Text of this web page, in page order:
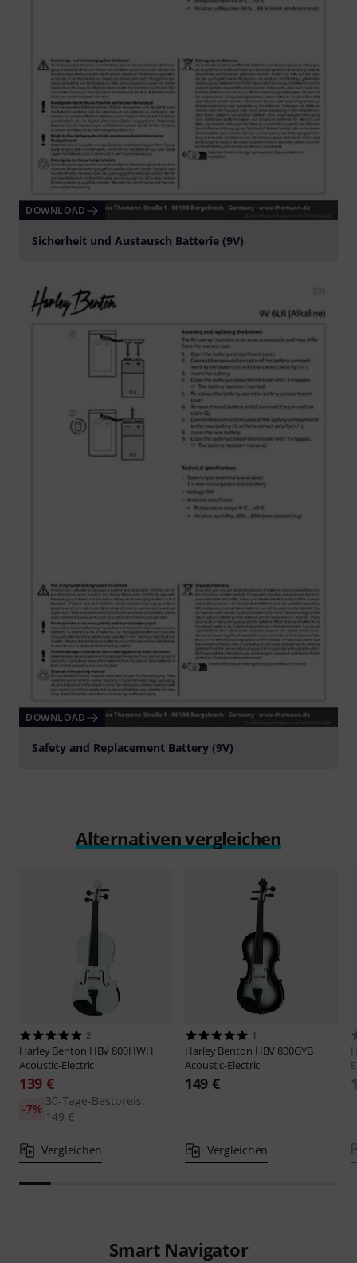
DOWNLOAD
Sicherheit und Austausch Batterie (9V)
DOWNLOAD
Safety and Replacement Battery (9V)
Alternativen vergleichen
2
Harley Benton HBV 800HWH
Acoustic-Electric
139 €
30-Tage-Bestpreis:
149 €
-7%
Vergleichen
1
Harley Benton HBV 800GYB
Acoustic-Electric
149 €
Vergleichen
Smart Navigator